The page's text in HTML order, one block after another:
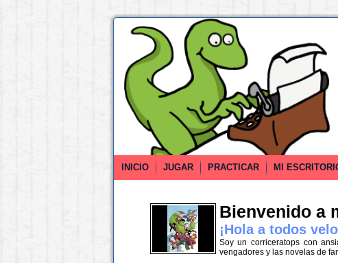
INICIO JUGAR PRACTICAR MI
Bienvenido a
¡Hola a todos
Soy un corriceratops con
vengadores y las novelas de